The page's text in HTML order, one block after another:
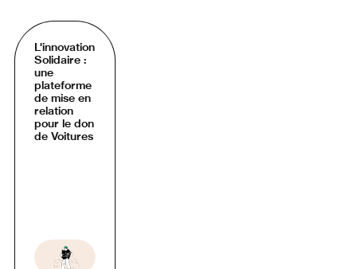
L'innovation
Solidaire :
une
plateforme
de mise en
relation
pour le don
de Voitures